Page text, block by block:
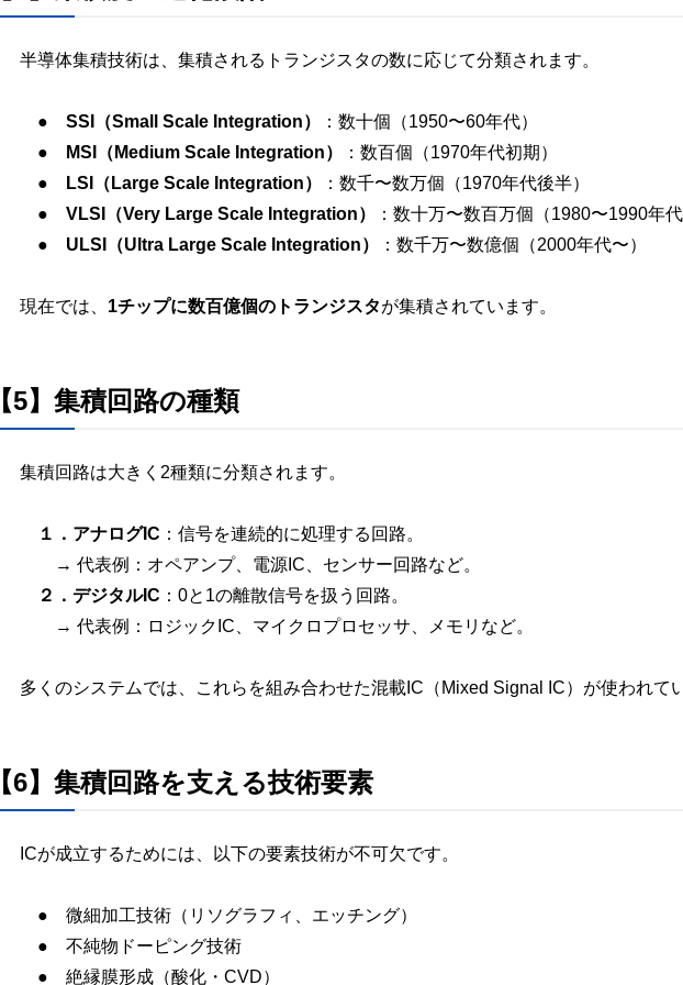
半導体集積技術は、集積されるトランジスタの数に応じて分類されます。
● SSI（Small Scale Integration）
：数十個（1950〜60年代）
● MSI（Medium Scale Integration）
：数百個（1970年代初期）
● LSI（Large Scale Integration）
：数千〜数万個（1970年代後半）
● VLSI（Very Large Scale Integration）
：数十万〜数百万個（1980〜1990年
● ULSI（Ultra Large Scale Integration）
：数千万〜数億個（2000年代〜）
現在では、 1チップに数百億個のトランジスタが集積されています。
【5】集積回路の種類
集積回路は大きく2種類に分類されます。
１．アナログIC ：信号を連続的に処理する回路。
→ 代表例：オペアンプ、電源IC、センサー回路など。
２．デジタルIC ：0と1の離散信号を扱う回路。
→ 代表例：ロジックIC、マイクロプロセッサ、メモリなど。
多くのシステムでは、これらを組み合わせた混載IC（Mixed Signal IC）が使われて
【6】集積回路を支える技術要素
ICが成立するためには、以下の要素技術が不可欠です。
● 微細加工技術（リソグラフィ、エッチング）
● 不純物ドーピング技術
● 絶縁膜形成（酸化・CVD）